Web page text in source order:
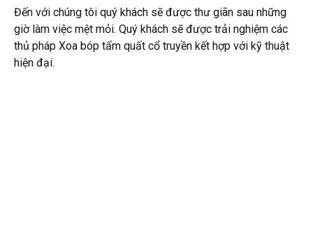
Đến với chúng tôi quý khách sẽ được thư giãn sau những
giờ làm việc mệt mỏi. Quý khách sẽ được trải nghiệm các
thủ pháp Xoa bóp tẩm quất cổ truyền kết hợp với kỹ thuật
hiện đại.